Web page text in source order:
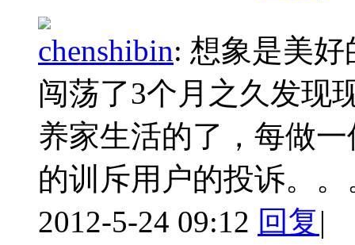
chenshibin: 想象是美
闯荡了3个月之久发现
养家生活的了，每做
的训斥用户的投诉。
2012-5-24 09:12 回复|